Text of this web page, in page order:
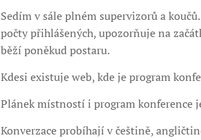
Sedím v sále plném supervizorů a
počty přihlášených, upozorňuje na
běží poněkud postaru.
Kdesi existuje web, kde je program
Plánek místností i program konference
Konverzace probíhají v češtině,